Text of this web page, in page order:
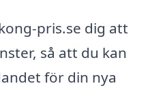
pris.se dig att
så att du kan
för din nya